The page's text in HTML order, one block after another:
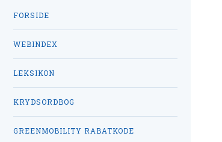
FORSIDE
WEBINDEX
LEKSIKON
KRYDSORDBOG
GREENMOBILITY RABATKODE